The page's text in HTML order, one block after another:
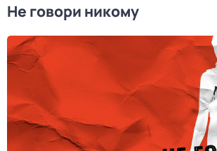
Не говори никому